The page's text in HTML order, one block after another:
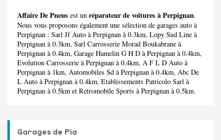
Affaire De Pneus est un réparateur de voitures à Perpignan.
Nous vous proposons également une sélection de garages auto à
Perpignan : Sarl Jf Auto à Perpignan à 0.3km, Lopy Sud Line à
Perpignan à 0.3km, Sarl Carrosserie Morad Boukabrane à
Perpignan à 0.4km, Garage Hamelin G H D à Perpignan à 0.4km,
Evolution Carrosserie à Perpignan à 0.4km, A F L D Auto à
Perpignan à 1km, Automobiles Sd à Perpignan à 0.4km, Abc De
L Auto à Perpignan à 0.4km, Etablissements Patricolo Sarl à
Perpignan à 0.5km et Retromobile Sports à Perpignan à 0.5km.
Garages de Pia